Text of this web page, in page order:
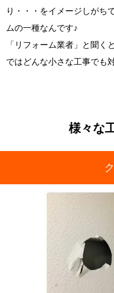
り・・・をイメージしがち
ムの一種なんです♪
「リフォーム業者」と聞く
ではどんな小さな工事でも
様々な